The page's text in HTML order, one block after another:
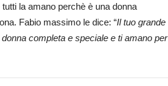
la amano perchè è una donna
Fabio massimo le dice: “Il tuo grande
completa e speciale e ti amano per